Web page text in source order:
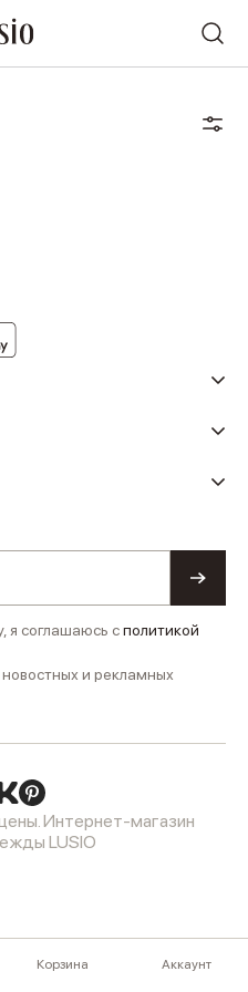
Корзина Аккаунт
я соглашаюсь сполитикой
и рекламных
Интернет-магазин
LUSIO